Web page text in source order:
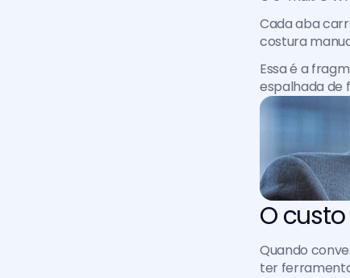
Cada aba
costura
Essa é a
espalhada de
O
Quando
ter